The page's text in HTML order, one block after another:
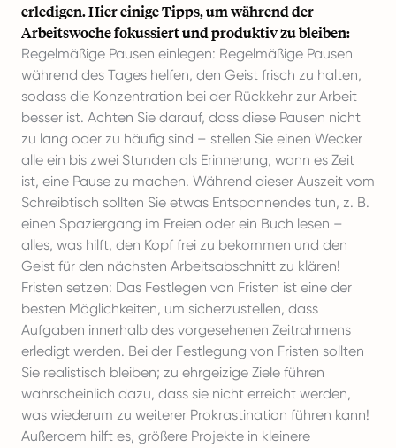
erledigen. Hier einige Tipps, um während der
Arbeitswoche fokussiert und produktiv zu bleiben:
Regelmäßige Pausen einlegen: Regelmäßige Pausen
während des Tages helfen, den Geist frisch zu halten,
sodass die Konzentration bei der Rückkehr zur Arbeit
besser ist. Achten Sie darauf, dass diese Pausen nicht
zu lang oder zu häufig sind – stellen Sie einen Wecker
alle ein bis zwei Stunden als Erinnerung, wann es Zeit
ist, eine Pause zu machen. Während dieser Auszeit vom
Schreibtisch sollten Sie etwas Entspannendes tun, z. B.
einen Spaziergang im Freien oder ein Buch lesen –
alles, was hilft, den Kopf frei zu bekommen und den
Geist für den nächsten Arbeitsabschnitt zu klären!
Fristen setzen: Das Festlegen von Fristen ist eine der
besten Möglichkeiten, um sicherzustellen, dass
Aufgaben innerhalb des vorgesehenen Zeitrahmens
erledigt werden. Bei der Festlegung von Fristen sollten
Sie realistisch bleiben; zu ehrgeizige Ziele führen
wahrscheinlich dazu, dass sie nicht erreicht werden,
was wiederum zu weiterer Prokrastination führen kann!
Außerdem hilft es, größere Projekte in kleinere